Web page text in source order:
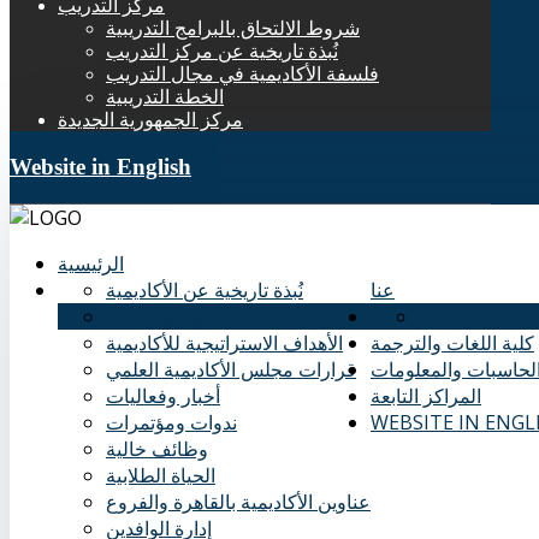
مركز التدريب
شروط الالتحاق بالبرامج التدريبية
نُبذة تاريخية عن مركز التدريب
فلسفة الأكاديمية في مجال التدريب
الخطة التدريبية
مركز الجمهورية الجديدة
Website in English
الرئيسية
عنا
نُبذة تاريخية عن الأكاديمية
الأهداف الاستراتيجية للأكاديمية
قرارات مجلس الأكاديمية العلمي
أخبار وفعاليات
ندوات ومؤتمرات
وظائف خالية
الحياة الطلابية
عناوين الأكاديمية بالقاهرة والفروع
إدارة الوافدين
كلية اللغات والترجمة
والمعلومات
المراكز التابعة
WEBSITE IN